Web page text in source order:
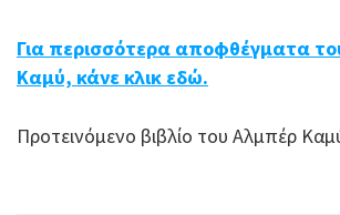
Για περισσότερα αποφθέγματα
Καμύ, κάνε κλικ εδώ.
Προτεινόμενο βιβλίο του Αλμπέρ